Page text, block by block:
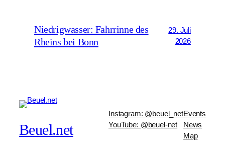
Niedrigwasser: Fahrrinne des
Rheins bei Bonn
29. Juli
2026
Beuel.net
Instagram: @beuel_net
YouTube: @beuel-net
Events
News
Map